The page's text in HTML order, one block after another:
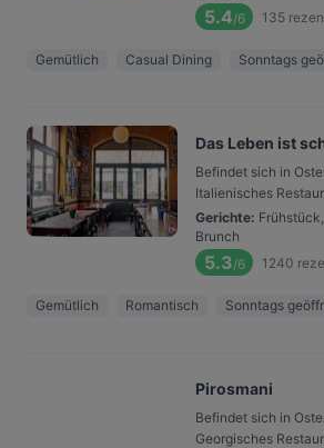
5.4/6 135
Gemütlich Casual Dining Sonntags
Das Leben ist
Befindet sich in
Italienisches
Gerichte:
Brunch
5.3/6 1240
Gemütlich Romantisch Sonntags
Pirosmani
Befindet sich in
Georgisches